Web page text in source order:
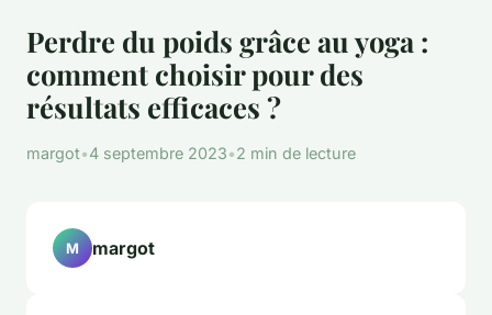
Perdre du poids grâce au yoga :
comment choisir pour des
résultats efficaces ?
margot•4 septembre 2023•2 min de lecture
M margot